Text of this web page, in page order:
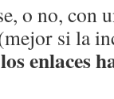
o no, con
si la
enlaces